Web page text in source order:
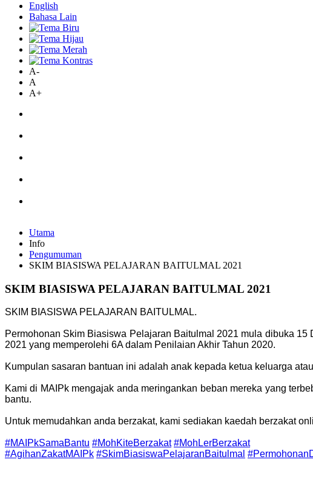
English
Bahasa Lain
A-
A
A+
Utama
Info
Pengumuman
SKIM BIASISWA PELAJARAN BAITULMAL 2021
SKIM BIASISWA PELAJARAN BAITULMAL 2021
SKIM BIASISWA PELAJARAN BAITULMAL.
Permohonan Skim Biasiswa Pelajaran Baitulmal 2021 mula dibuka
2021 yang memperolehi 6A dalam Penilaian Akhir Tahun 2020.
Kumpulan sasaran bantuan ini adalah anak kepada ketua keluarga
Kami di MAIPk mengajak anda meringankan beban mereka yang
bantu.
Untuk memudahkan anda berzakat, kami sediakan kaedah berzakat
#MAIPkSamaBantu #MohKiteBerzakat #MohLerBerzakat
#AgihanZakatMAIPk #SkimBiasiswaPelajaranBaitulmal